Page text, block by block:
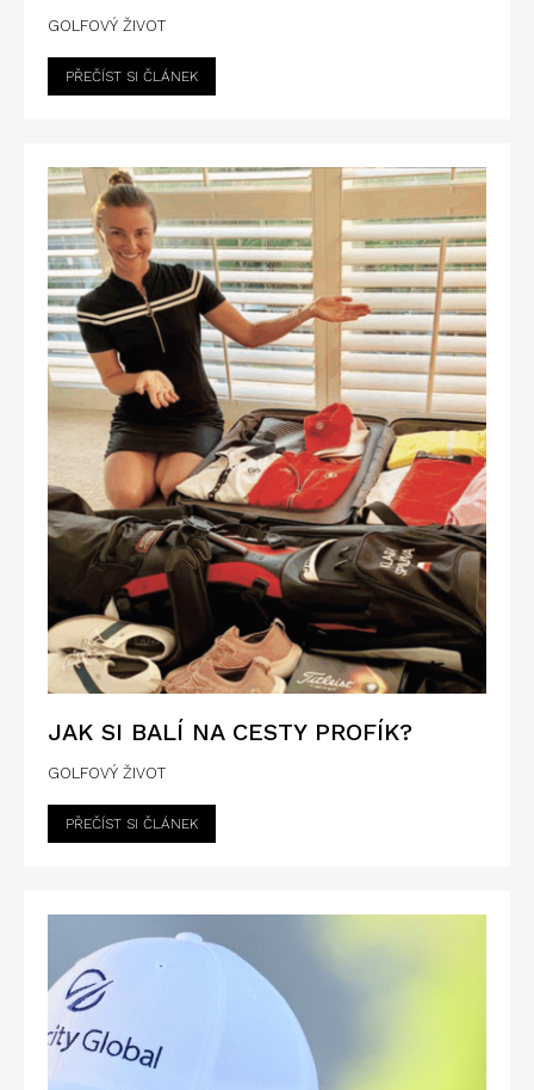
GOLFOVÝ ŽIVOT
PŘEČÍST SI ČLÁNEK
JAK SI BALÍ NA CESTY PROFÍK?
GOLFOVÝ ŽIVOT
PŘEČÍST SI ČLÁNEK